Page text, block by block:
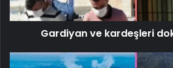
Gardiyan ve kardeşleri